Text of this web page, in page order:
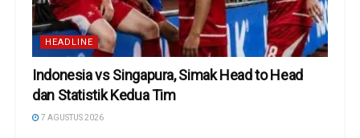
HEADLINE
Indonesia vs Singapura, Simak Head to Head
dan Statistik Kedua Tim
7 AGUSTUS 2026